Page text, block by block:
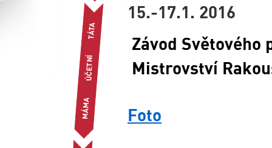
15.-17.1. 2016
Závod Světového
Mistrovství
Foto